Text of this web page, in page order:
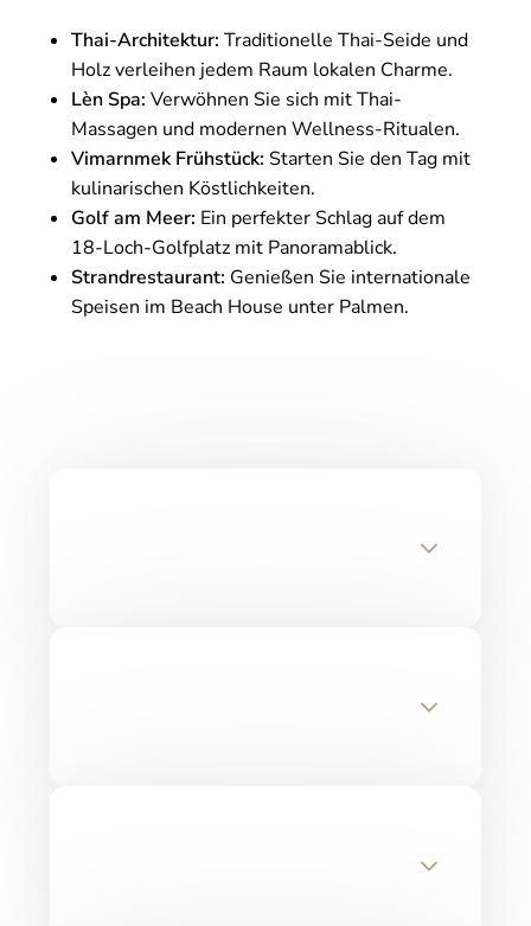
Thai-Architektur: Traditionelle Thai-Seide und
Holz verleihen jedem Raum lokalen Charme.
Lèn Spa: Verwöhnen Sie sich mit Thai-
Massagen und modernen Wellness-Ritualen.
Vimarnmek Frühstück: Starten Sie den Tag mit
kulinarischen Köstlichkeiten.
Golf am Meer: Ein perfekter Schlag auf dem
18-Loch-Golfplatz mit Panoramablick.
Strandrestaurant: Genießen Sie internationale
Speisen im Beach House unter Palmen.